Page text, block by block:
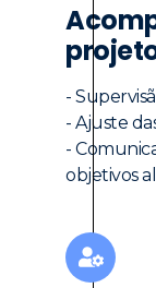
-
- Ajuste
-
objetivos